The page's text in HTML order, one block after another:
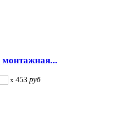
x 453 руб